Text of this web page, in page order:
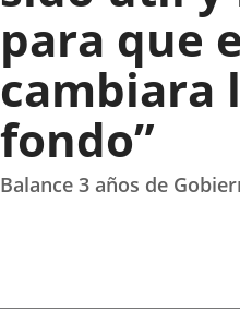
para que
cambiara
fondo”
Balance 3 años de